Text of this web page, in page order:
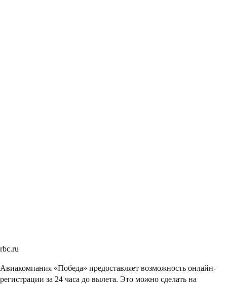
rbc.ru
Авиакомпания «Победа» предоставляет возможность онлайн-
регистрации за 24 часа до вылета. Это можно сделать на